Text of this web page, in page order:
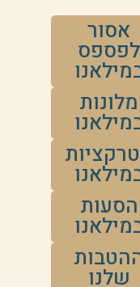
אסור
לפספס
מלונות
הסעות
שלנו